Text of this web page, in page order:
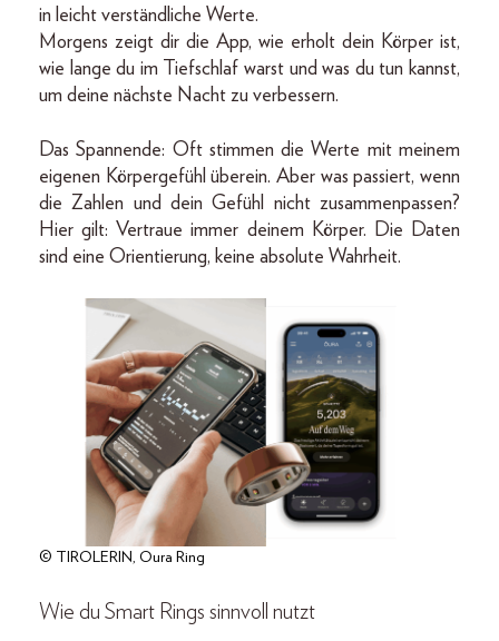
in leicht verständliche Werte.
Morgens zeigt dir die App, wie erholt dein Körper ist,
wie lange du im Tiefschlaf warst und was du tun kannst,
um deine nächste Nacht zu verbessern.
Das Spannende: Oft stimmen die Werte mit meinem
eigenen Körpergefühl überein. Aber was passiert, wenn
die Zahlen und dein Gefühl nicht zusammenpassen?
Hier gilt: Vertraue immer deinem Körper. Die Daten
sind eine Orientierung, keine absolute Wahrheit.
© TIROLERIN, Oura Ring
Wie du Smart Rings sinnvoll nutzt